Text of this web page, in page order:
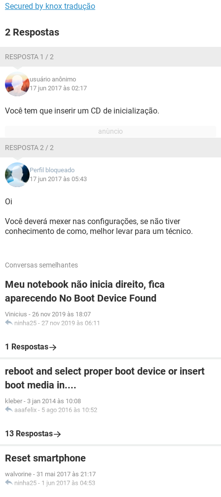
Secured by knox tradução
2 Respostas
RESPOSTA 1 / 2
usuário anônimo
17 jun 2017 às 02:17
Você tem que inserir um CD de inicialização.
RESPOSTA 2 / 2
Perfil bloqueado
17 jun 2017 às 05:43
Oi
Você deverá mexer nas configurações, se não tiver
conhecimento de como, melhor levar para um técnico.
Conversas semelhantes
Meu notebook não inicia direito, fica
aparecendo No Boot Device Found
Vinicius - 26 nov 2019 às 18:07
ninha25 - 27 nov 2019 às 06:11
1 Respostas
reboot and select proper boot device or insert
boot media in....
kleber - 3 jan 2014 às 10:08
aaafelix - 5 ago 2016 às 10:52
13 Respostas
Reset smartphone
walvorine - 31 mai 2017 às 21:17
ninha25 - 1 jun 2017 às 04:53